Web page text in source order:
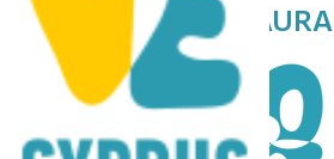
IL CASTELLO